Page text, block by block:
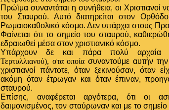
Πρώϊμα συναντάται η συνήθεια, οι Χριστιανοί
του Σταυρού. Αυτό διατηρείται στον
Ρωμαιοκαθολικό κόσμο. Δεν υπάρχει στους
Φαίνεται ότι το σημείο του σταυρού,
εδραιωθεί μέσα στον χριστιανικό κόσμο.
Υπάρχουν δε και πάρα πολύ αρχαία
Τερτυλλιανού), στα οποία συναντούμε αυτήν
χριστιανοί πάντοτε, όταν ξεκινούσαν, όταν
ακόμη όταν έτρωγαν και όταν έπιναν,
σταυρού.
Επίσης, αναφέρεται αργότερα, ότι οι
δαιμονισμένος, τον σταύρωναν και με το